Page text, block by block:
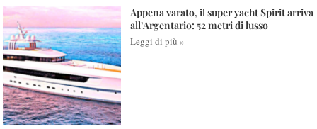
Appena varato, il super yacht Spirit arriva
all’Argentario: 52 metri di lusso
Leggi di più »